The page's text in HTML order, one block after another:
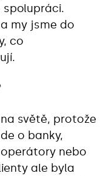
spolupráci.
my jsme do
co
světě, protože
o banky,
nebo
ale byla